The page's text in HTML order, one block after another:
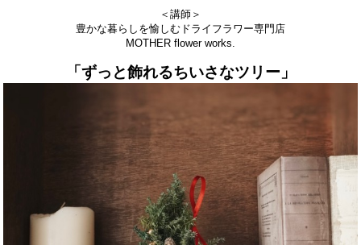
＜講師＞
豊かな暮らしを愉しむドライフラワー専門店
MOTHER flower works.
「ずっと飾れるちいさなツリー」